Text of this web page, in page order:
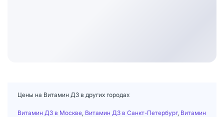
Цены на Витамин Д3 в других городах
Витамин Д3 в Москве Витамин Д3 в Санкт-Петербург, Витамин